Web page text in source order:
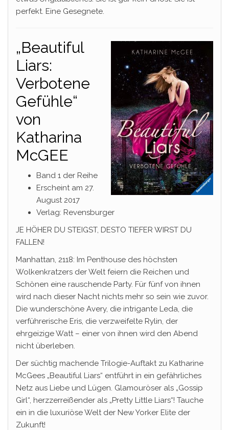
perfekt. Eine Gesegnete.
„Beautiful
Liars:
Verbotene
Gefühle“
von
Katharina
McGEE
Band 1 der Reihe
Erscheint am 27.
August 2017
Verlag: Revensburger
JE HÖHER DU STEIGST, DESTO TIEFER WIRST DU
FALLEN!
Manhattan, 2118: Im Penthouse des höchsten
Wolkenkratzers der Welt feiern die Reichen und
Schönen eine rauschende Party. Für fünf von ihnen
wird nach dieser Nacht nichts mehr so sein wie zuvor.
Die wunderschöne Avery, die intrigante Leda, die
verführerische Eris, die verzweifelte Rylin, der
ehrgeizige Watt – einer von ihnen wird den Abend
nicht überleben.
Der süchtig machende Trilogie-Auftakt zu Katharine
McGees „Beautiful Liars“ entführt in ein gefährliches
Netz aus Liebe und Lügen. Glamouröser als „Gossip
Girl“, herzzerreißender als „Pretty Little Liars“! Tauche
ein in die luxuriöse Welt der New Yorker Elite der
Zukunft!